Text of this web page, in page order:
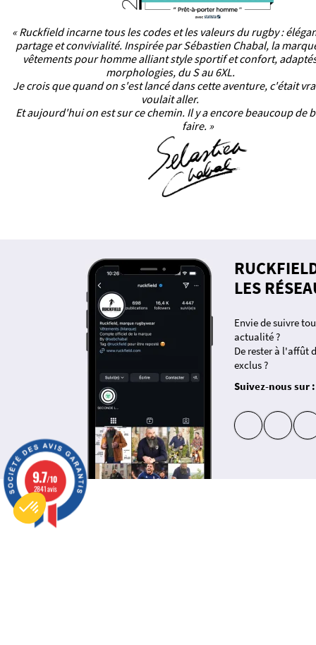
« Ruckfield incarne tous les codes et les valeurs du rugby :
partage et convivialité. Inspirée par Sébastien Chabal, la
vêtements pour homme alliant style sportif et confort,
morphologies, du S au 6XL.
Je crois que quand on s'est lancé dans cette aventure, c'était
voulait aller.
Et aujourd'hui on est sur ce chemin. Il y a encore beaucoup de
faire. »
LES
Envie de suivre
actualité ?
De rester à l'affût
exclus ?
Suivez-nous sur :
insta fb
9.7/10
2841 avis
Axeptio consent
Plateforme de Gestion du Consentement : Personnalisez vos Options
Notre plateforme vous permet d'adapter et de gérer vos paramètres de confidentialité, en garantissant